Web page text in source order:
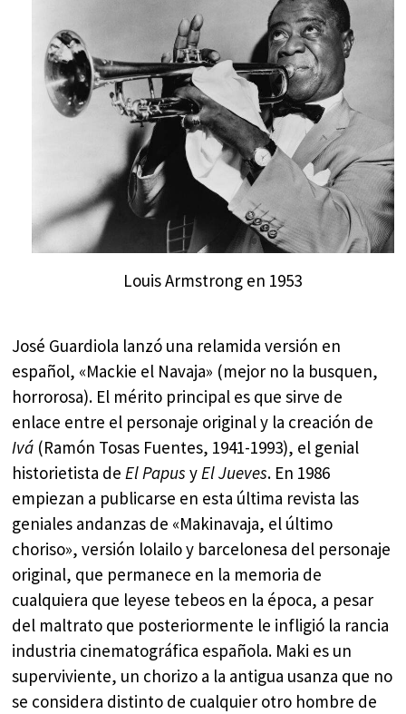
Louis Armstrong en 1953
José Guardiola lanzó una relamida versión en
español, «Mackie el Navaja» (mejor no la busquen,
horrorosa). El mérito principal es que sirve de
enlace entre el personaje original y la creación de
Ivá (Ramón Tosas Fuentes, 1941-1993), el genial
historietista de El Papus y El Jueves. En 1986
empiezan a publicarse en esta última revista las
geniales andanzas de «Makinavaja, el último
choriso», versión lolailo y barcelonesa del personaje
original, que permanece en la memoria de
cualquiera que leyese tebeos en la época, a pesar
del maltrato que posteriormente le infligió la rancia
industria cinematográfica española. Maki es un
superviviente, un chorizo a la antigua usanza que no
se considera distinto de cualquier otro hombre de